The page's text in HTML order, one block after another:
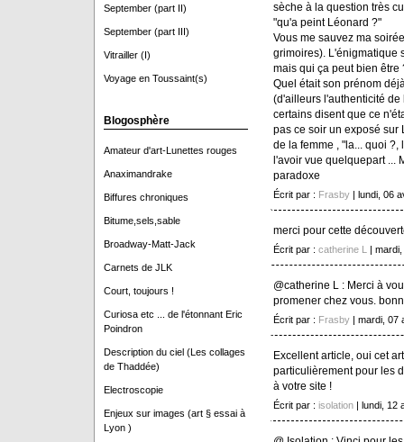
September (part II)
September (part III)
Vitrailler (I)
Voyage en Toussaint(s)
Blogosphère
Amateur d'art-Lunettes rouges
Anaximandrake
Biffures chroniques
Bitume,sels,sable
Broadway-Matt-Jack
Carnets de JLK
Court, toujours !
Curiosa etc ... de l'étonnant Eric
Poindron
Description du ciel (Les collages
de Thaddée)
Electroscopie
Enjeux sur images (art § essai à
Lyon )
sèche à la question très
"qu'a peint Léonard ?"
Vous me sauvez ma
grimoires). L'énigmatique
mais qui ça peut bien être
Quel était son prénom
(d'ailleurs l'authenticité de
certains disent que ce
pas ce soir un exposé sur
de la femme , "la... quoi ?,
l'avoir vue quelquepart ...
paradoxe
Écrit par : Frasby| lundi, 06
merci pour cette
Écrit par : catherine L |
@catherine L : Merci à
promener chez vous.
Écrit par : Frasby| mardi, 07
Excellent article, oui cet
particulièrement pour les
à votre site !
Écrit par : isolation| lundi, 12